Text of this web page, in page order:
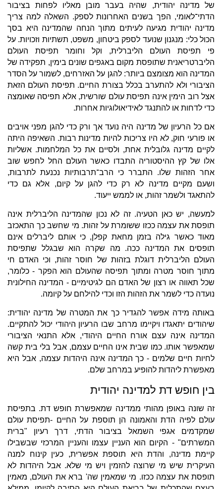
של מדינה יהודית, שהיה בעבר מובן מאליו לפחות בציבור
הדתי־לאומי, הפך בשנים האחרונות לספק. השאלה למה צריך
מדינה יהודית מגיעה לעיתים מתוך הנחה שהמדינה היא בסך
הכול כלי: מנגנון שנועד לספק ביטחון, משפט, תשתיות וזכויות. על
פי תפיסת העולם הליברלית, וקל וחומר תפיסת העולם
הליברטריאנית שתופסת מקום באגפים שונים בימין, תפקידה של
המדינה הוא מצומצם ביותר: להגן על האזרחים, לשמור על הסדר
הציבורי ולא להתערב בכלל בצורת החיים. תפיסת העולם הזאת
אצל רוב הימין אינה תפיסת עולם שורשית, אלא תפיסה שאומצה
כדי לדחות או להתנגד לאידיאולוגיות אחרות.
אם כל הרעיון של מדינה היה נועד אך ורק כדי להגן מפני אויבים
או פורעי חוק, לא היו צריכות להיות מדינות רבות. השאיפה היתה
לקיים מדינה גלובלית אחת, ולסיים את כל המלחמות. אשליות
אלו של קץ ההיסטוריה התבדו כאשר העולם החל לחפש שוב
אחר הזהות שלו. התברר כי הרב־תרבותיות נכנעת לתרבות,
ושעם מקיים מדינה לא רק כדי להגן על קיום, אלא גם כדי
להתאגד ולשמר זהות, או לממש ייעוד.
למעשה, יש כאן הטעיה. זה לא נכון שהמדינה הליברלית אינה
תופסת את עצמה ככזו ששומרת על זהות. מי שחשב כך התאכזב
מאוד כאשר גילה בזמן מחאת קפלן, כי אותם ליברלים אינם
תופסים את המדינה ככה. מה שקרה הוא שבגלל שתפיסת
העולם הליברלית דוגלת בזהות של חוסר זהות, וכי האדם חי
מתוך חוסר מטרה ומתוך תפיסה שהעולם הוא הפקר - כלומר,
שכל תאווה או רצון של האדם הם לגיטימיים - המדינה החילונית
נועדה כדי לשמר את הזהות הזו וכדי להילחם על קיומה.
באותה מידה אפשר להגדיר כך את המטרה של מדינה יהודית:
שיהודים יתאגדו ויקיימו מרחב שבו הרעיון היהודי יכול להתקיים.
המדינה אינה עצם אורח החיים היהודי, אלא התנאי הציבורי
שמאפשר אותו. כמו שבית אינו החיים עצמם, אבל בלי בית קשה
לחיות חיים שלמים - כך המדינה אינה היהדות עצמה, אבל היא
מאפשרת ליהדות להופיע במרחב שלם.
בין חופש דת למדינה יהודית
זה שונה באופן מהותי ממדינה שמאפשרת חופש דת. בתפיסת
עולם לפיה הדת והאמונה הן תוספת על החיים -תפיסת עולם
שמקדמים אגפי השמאל בציבור הדתי, דרך רעיון "ברית
המשרתים" - הקיום הוא העניין עצמו והעניין המרכזי שבשבילו
קיימת מדינה, והדת היא תוספת אפשרית, כעין קינוח למנה
העיקרית שיש מי שרוצה להזמין ויש מי שלא. אבל היהדות לא
תופסת את עצמה ככזו. מי שמאמין שה' ברא את העולם, מאמין